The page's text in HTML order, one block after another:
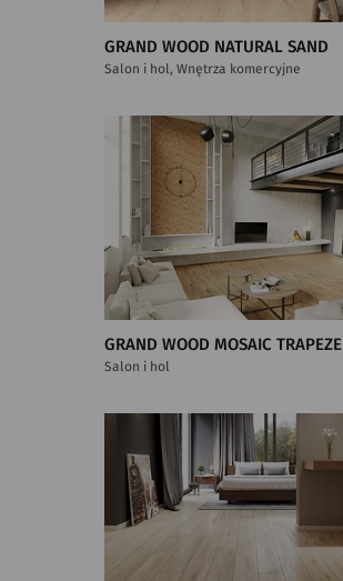
GRAND WOOD NATURAL SAND
Salon i hol, Wnętrza komercyjne
GRAND WOOD MOSAIC TRAPEZE
Salon i hol